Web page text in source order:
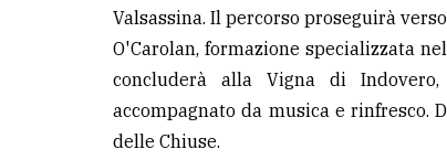
Valsassina. Il percorso proseguirà
O'Carolan, formazione specializzata
concluderà alla Vigna di
accompagnato da musica e
delle Chiuse.